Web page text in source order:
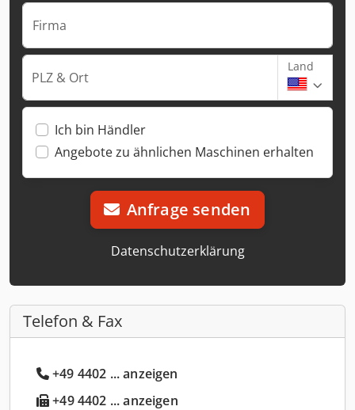
Firma
PLZ & Ort
Land
Ich bin Händler
Angebote zu ähnlichen Maschinen erhalten
Anfrage senden
Datenschutzerklärung
Telefon & Fax
+49 4402 ... anzeigen
+49 4402 ... anzeigen